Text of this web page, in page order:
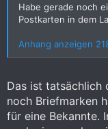
Habe gerade noch
Postkarten in dem
Anhang anzeigen
Das ist tatsächlich
noch Briefmarken
für eine Bekannte.